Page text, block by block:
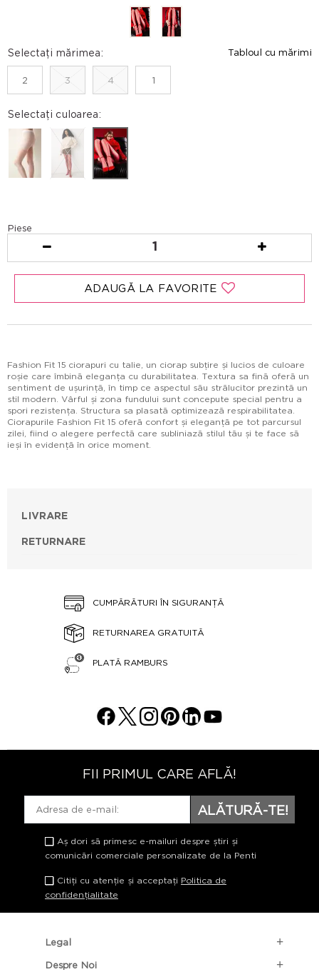
Selectați mărimea: Tabloul cu mărimi
2 3 4 1
Selectați culoarea:
Piese
1
ADAUGĂ LA FAVORITE
Fashion Fit 15 ciorapuri cu talie, un ciorap subțire și lucios de culoare
roșie care îmbină eleganța cu durabilitatea. Textura sa fină oferă un
sentiment de ușurință, în timp ce aspectul său strălucitor prezintă un
stil modern. Vârful și zona fundului sunt concepute special pentru a
spori rezistența. Structura sa plasată optimizează respirabilitatea.
Ciorapurile Fashion Fit 15 oferă confort și eleganță pe tot parcursul
zilei, fiind o alegere perfectă care subliniază stilul tău și te face să
ieși în evidență în orice moment.
LIVRARE
RETURNARE
CUMPĂRĂTURI ÎN SIGURANȚĂ
RETURNAREA GRATUITĂ
PLATĂ RAMBURS
FII PRIMUL CARE AFLĂ!
ALĂTURĂ-TE!
Aș dori să primesc e-mailuri despre știri și
comunicări comerciale personalizate de la Penti
Citiți cu atenție și acceptați Politica de
confidențialitate
Legal
Despre Noi